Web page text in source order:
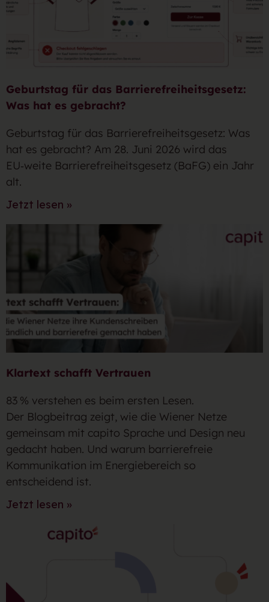
Geburtstag für das Barrierefreiheitsgesetz:
Was hat es gebracht?
Geburtstag für das Barrierefreiheitsgesetz: Was
hat es gebracht? Am 28. Juni 2026 wird das
EU‑weite Barrierefreiheitsgesetz (BaFG) ein Jahr
alt.
Jetzt lesen »
Klartext schafft Vertrauen
83 % verstehen es beim ersten Lesen.
Der Blogbeitrag zeigt, wie die Wiener Netze
gemeinsam mit capito Sprache und Design neu
gedacht haben. Und warum barrierefreie
Kommunikation im Energiebereich so
entscheidend ist.
Jetzt lesen »